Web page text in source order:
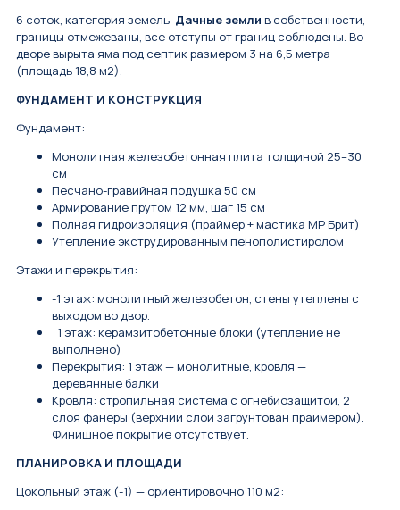
6 соток, категория земель Дачные земли в собственности,
границы отмежеваны, все отступы от границ соблюдены. Во
дворе вырыта яма под септик размером 3 на 6,5 метра
(площадь 18,8 м2).
ФУНДАМЕНТ И КОНСТРУКЦИЯ
Фундамент:
Монолитная железобетонная плита толщиной 25–30
см
Песчано-гравийная подушка 50 см
Армирование прутом 12 мм, шаг 15 см
Полная гидроизоляция (праймер + мастика МР Брит)
Утепление экструдированным пенополистиролом
Этажи и перекрытия:
-1 этаж: монолитный железобетон, стены утеплены с
выходом во двор.
1 этаж: керамзитобетонные блоки (утепление не
выполнено)
Перекрытия: 1 этаж — монолитные, кровля —
деревянные балки
Кровля: стропильная система с огнебиозащитой, 2
слоя фанеры (верхний слой загрунтован праймером).
Финишное покрытие отсутствует.
ПЛАНИРОВКА И ПЛОЩАДИ
Цокольный этаж (-1) — ориентировочно 110 м2: